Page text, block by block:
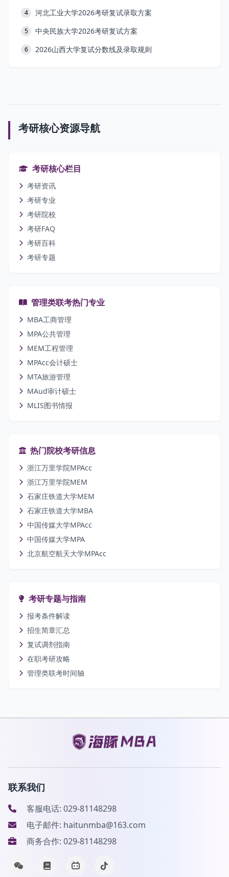
4 河北工业大学2026考研复试录取方案
5 中央民族大学2026考研复试方案
6 2026山西大学复试分数线及录取规则
考研核心资源导航
考研核心栏目
考研资讯
考研专业
考研院校
考研FAQ
考研百科
考研专题
管理类联考热门专业
MBA工商管理
MPA公共管理
MEM工程管理
MPAcc会计硕士
MTA旅游管理
MAud审计硕士
MLIS图书情报
热门院校考研信息
浙江万里学院MPAcc
浙江万里学院MEM
石家庄铁道大学MEM
石家庄铁道大学MBA
中国传媒大学MPAcc
中国传媒大学MPA
北京航空航天大学MPAcc
考研专题与指南
报考条件解读
招生简章汇总
复试调剂指南
在职考研攻略
管理类联考时间轴
联系我们
客服电话: 029-81148298
电子邮件: haitunmba@163.com
商务合作: 029-81148298